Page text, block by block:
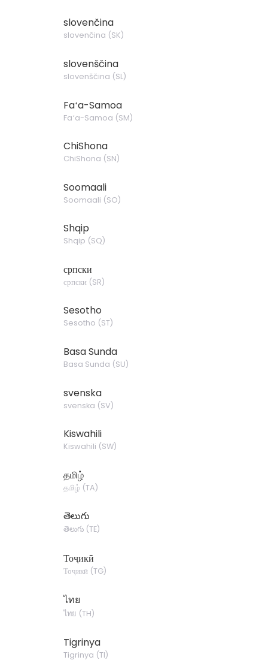
slovenčina
slovenčina (SK)
slovenščina
slovenščina (SL)
Faʻa-Samoa
Faʻa-Samoa (SM)
ChiShona
ChiShona (SN)
Soomaali
Soomaali (SO)
Shqip
Shqip (SQ)
српски
српски (SR)
Sesotho
Sesotho (ST)
Basa Sunda
Basa Sunda (SU)
svenska
svenska (SV)
Kiswahili
Kiswahili (SW)
தமிழ்
தமிழ் (TA)
తెలుగు
తెలుగు(TE)
Тоҷикӣ
Тоҷикӣ (TG)
ไทย
ไทย (TH)
Tigrinya
Tigrinya (TI)